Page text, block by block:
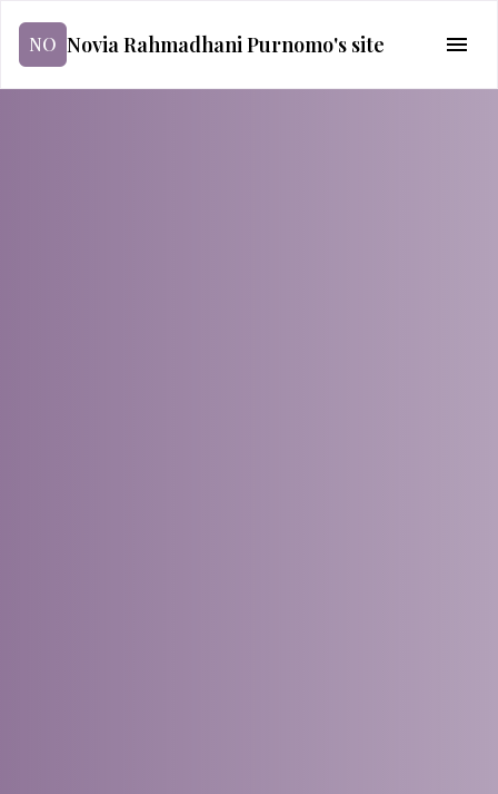
NO Novia Rahmadhani Purnomo's site